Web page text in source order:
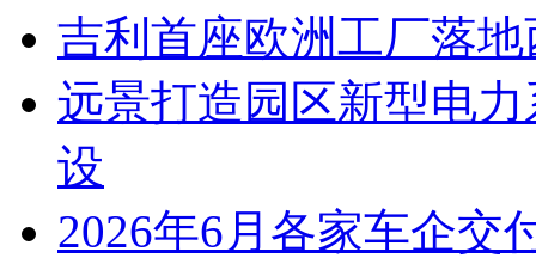
吉利首座欧洲工厂落
远景打造园区新型电
设
2026年6月各家车企交